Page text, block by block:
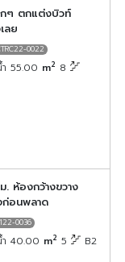
ๆ ตกแต่งบิวท์
ลย
0022
55.00 m2 8
ห้องกว้างขวาง
อนพลาด
0036
40.00 m2 5 B2